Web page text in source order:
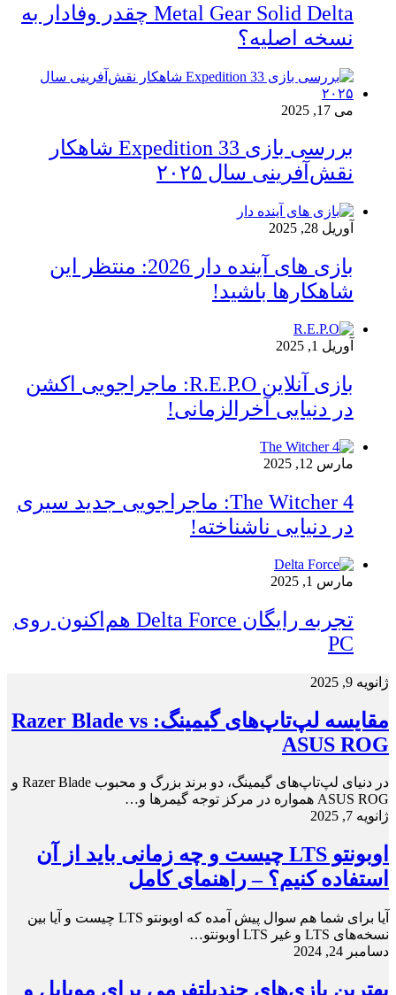
Metal Gear Solid Delta چقدر وفادار به
نسخه اصلیه؟
می 17, 2025
بررسی بازی Expedition 33 شاهکار
نقش‌آفرینی سال ۲۰۲۵
آوریل 28, 2025
بازی‌ های آینده دار 2026: منتظر این
شاهکارها باشید!
آوریل 1, 2025
بازی آنلاین R.E.P.O: ماجراجویی اکشن
در دنیایی آخرالزمانی!
مارس 12, 2025
The Witcher 4: ماجراجویی جدید سیری
در دنیایی ناشناخته!
مارس 1, 2025
تجربه رایگان Delta Force هم‌اکنون روی
PC
ژانویه 9, 2025
مقایسه لپ‌تاپ‌های گیمینگ: Razer Blade vs
ASUS ROG
در دنیای لپ‌تاپ‌های گیمینگ، دو برند بزرگ و محبوب Razer Blade و
ASUS ROG همواره در مرکز توجه گیمرها و…
ژانویه 7, 2025
اوبونتو LTS چیست و چه زمانی باید از آن
استفاده کنیم؟ – راهنمای کامل
آیا برای شما هم سوال پیش آمده که اوبونتو LTS چیست و آیا بین
نسخه‌های LTS و غیر LTS اوبونتو…
دسامبر 24, 2024
بهترین بازی‌های چندپلتفرمی برای موبایل و